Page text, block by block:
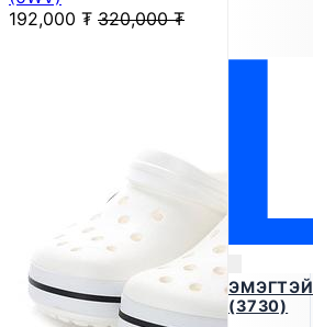
ЭМЭГТЭЙ
(3730)
192,000 ₮ 320,000 ₮